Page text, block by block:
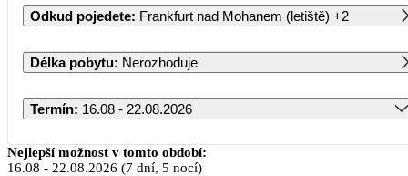
Odkud pojedete: Frankfurt nad Mohanem (letiště) +2
Délka pobytu: Nerozhoduje
Termín: 16.08 - 22.08.2026
Srpen 2026
Nejlepší možnost v tomto období:
16.08 - 22.08.2026 (7 dní, 5 nocí)